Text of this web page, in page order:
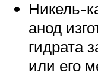
Никель-
анод
гидрата
или его